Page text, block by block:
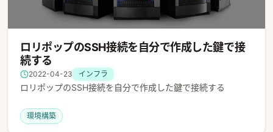
ロリポップのSSH接続を自分で作成した鍵で接
続する
2022-04-23 インフラ
ロリポップのSSH接続を自分で作成した鍵で接続する
環境構築